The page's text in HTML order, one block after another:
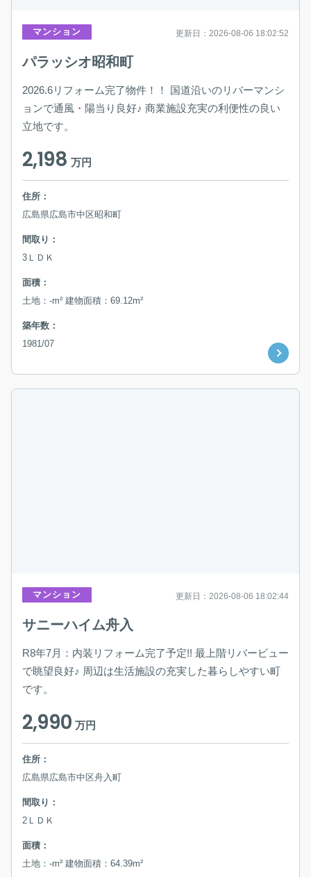
マンション 更新日：2026-08-06 18:02:52
パラッシオ昭和町
2026.6リフォーム完了物件！！ 国道沿いのリバーマンシ
ョンで通風・陽当り良好♪ 商業施設充実の利便性の良い
立地です。
2,198万円
住所：
広島県広島市中区昭和町
間取り：
3ＬＤＫ
面積：
土地：-m² 建物面積：69.12m²
築年数：
1981/07
マンション 更新日：2026-08-06 18:02:44
サニーハイム舟入
R8年7月：内装リフォーム完了予定!! 最上階リバービュー
で眺望良好♪ 周辺は生活施設の充実した暮らしやすい町
です。
2,990万円
住所：
広島県広島市中区舟入町
間取り：
2ＬＤＫ
面積：
土地：-m² 建物面積：64.39m²